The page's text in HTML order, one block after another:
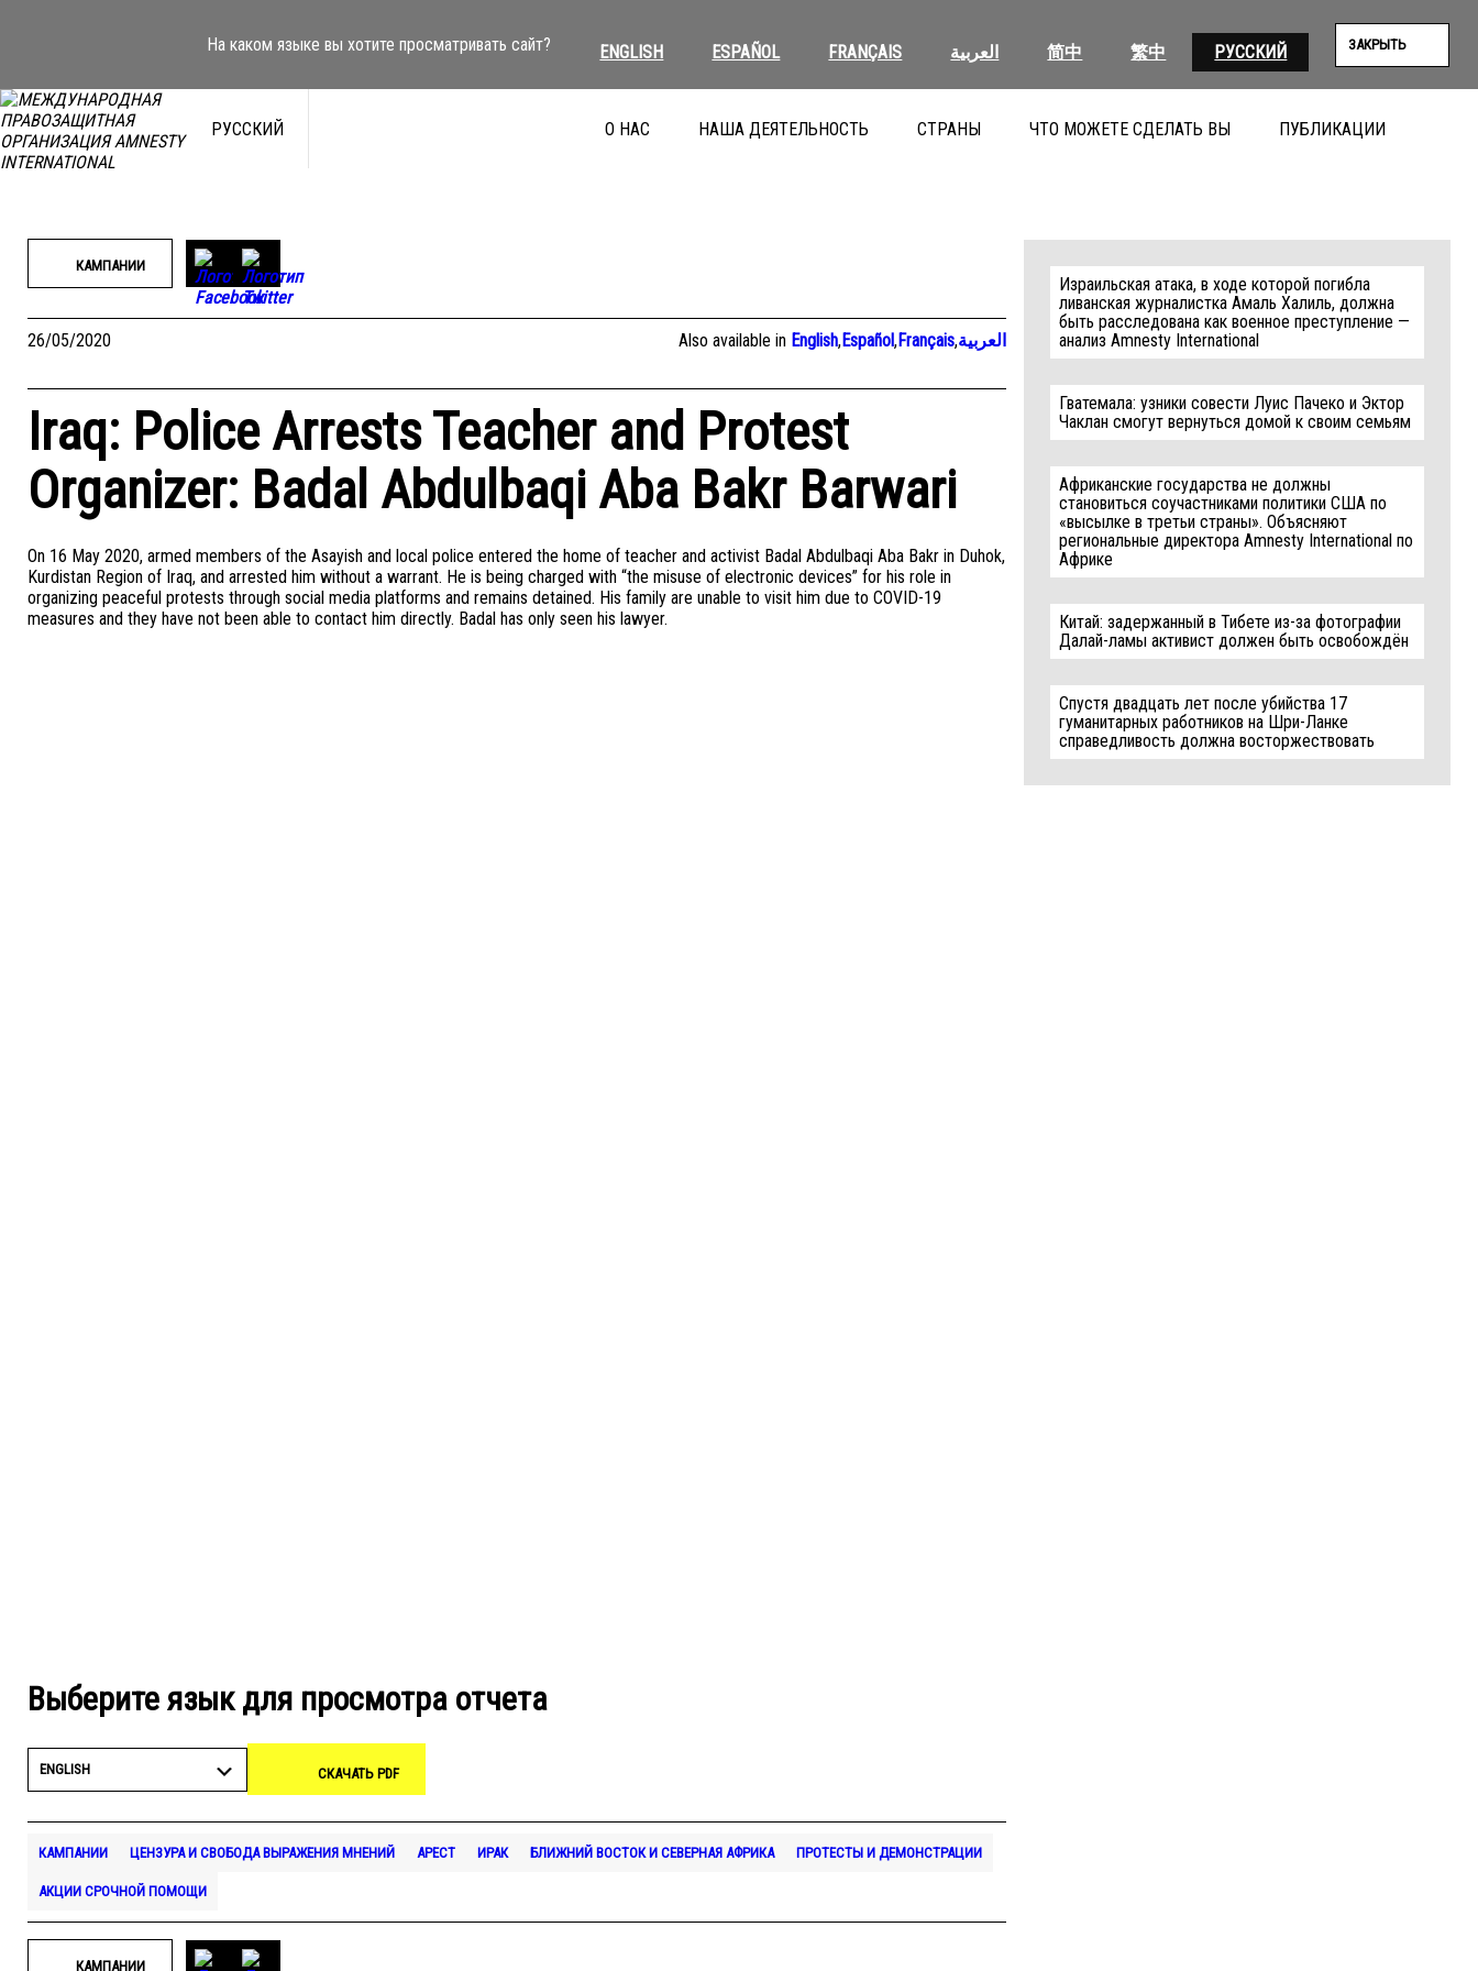
На каком языке вы хотите просматривать сайт? ENGLISH ESPAÑOL FRANÇAIS العربية 简中 繁中 РУССКИЙ ЗАКРЫТЬ
РУССКИЙ О НАС НАША ДЕЯТЕЛЬНОСТЬ СТРАНЫ ЧТО МОЖЕТЕ СДЕЛАТЬ ВЫ ПУБЛИКАЦИИ
КАМПАНИИ
26/05/2020 Also available in English,Español,Français,العربية
Iraq: Police Arrests Teacher and Protest
Organizer: Badal Abdulbaqi Aba Bakr Barwari
On 16 May 2020, armed members of the Asayish and local police entered the home of teacher and activist Badal Abdulbaqi Aba Bakr in Duhok,
Kurdistan Region of Iraq, and arrested him without a warrant. He is being charged with “the misuse of electronic devices” for his role in
organizing peaceful protests through social media platforms and remains detained. His family are unable to visit him due to COVID-19
measures and they have not been able to contact him directly. Badal has only seen his lawyer.
Выберите язык для просмотра отчета
ENGLISH СКАЧАТЬ PDF
КАМПАНИИ ЦЕНЗУРА И СВОБОДА ВЫРАЖЕНИЯ МНЕНИЙ АРЕСТ ИРАК БЛИЖНИЙ ВОСТОК И СЕВЕРНАЯ АФРИКА ПРОТЕСТЫ И ДЕМОНСТРАЦИИ
АКЦИИ СРОЧНОЙ ПОМОЩИ
КАМПАНИИ
Израильская атака, в ходе которой погибла
ливанская журналистка Амаль Халиль, должна
быть расследована как военное преступление —
анализ Amnesty International
Гватемала: узники совести Луис Пачеко и Эктор
Чаклан смогут вернуться домой к своим семьям
Африканские государства не должны
становиться соучастниками политики США по
«высылке в третьи страны». Объясняют
региональные директора Amnesty International по
Африке
Китай: задержанный в Тибете из-за фотографии
Далай-ламы активист должен быть освобождён
Спустя двадцать лет после убийства 17
гуманитарных работников на Шри-Ланке
справедливость должна восторжествовать